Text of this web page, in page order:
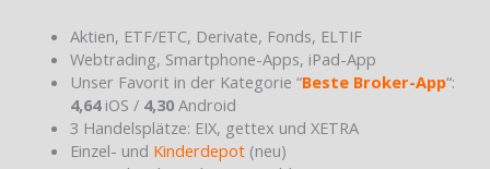
Aktien, ETF/ETC, Derivate, Fonds, ELTIF
Webtrading, Smartphone-Apps, iPad-App
Unser Favorit in der Kategorie “Beste Broker-App“:
4,64iOS / 4,30Android
3 Handelsplätze: EIX, gettex und XETRA
Einzel- und Kinderdepot(neu)